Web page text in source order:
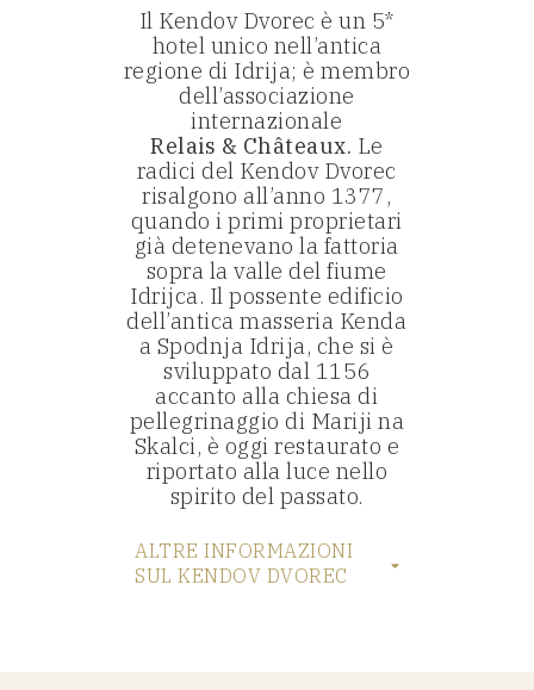
In una casa dove
il tempo scorre
più lentamente
Il Kendov Dvorec è un 5*
hotel unico nell’antica
regione di Idrija; è membro
dell’associazione
internazionale
Relais & Châteaux. Le
radici del Kendov Dvorec
risalgono all’anno 1377,
quando i primi proprietari
già detenevano la fattoria
sopra la valle del fiume
Idrijca. Il possente edificio
dell’antica masseria Kenda
a Spodnja Idrija, che si è
sviluppato dal 1156
accanto alla chiesa di
pellegrinaggio di Mariji na
Skalci, è oggi restaurato e
riportato alla luce nello
spirito del passato.
ALTRE INFORMAZIONI
SUL KENDOV DVOREC